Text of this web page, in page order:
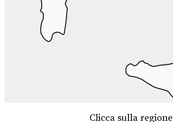
Clicca sulla regione